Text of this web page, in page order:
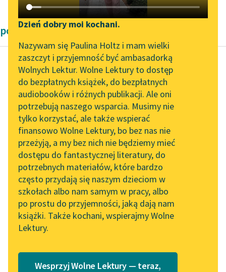
Katalog DAISY
Podkasty o książkach
Zgłoś brak utworu
Aktualności
Zapraszamy na spotkanie
online z tłumaczkami
literatury skandynawskiej
Spotkanie z Katarzyną
Tunkiel w Oslo
Wolne Lektury na 32.
Pol’and’Rock Festivalu
„Kochanek Lady
Chatterley” do słuchania
na Wolnych Lekturach
Nowy audiobook –
„Marzenie o Oriencie”
Narzędzia
Mapa Wolnych Lektur
Leśmianator
Przewodnik dla piszących i
czytających
API
OAI-PMH
Widget Wolnych Lektur
Przypisy
Katalog w formacie PDF
Dzień dobry moi kochani.
Nazywam się Paulina Holtz i mam wielki
zaszczyt i przyjemność być ambasadorką
Wolnych Lektur. Wolne Lektury to dostęp
do bezpłatnych książek, do bezpłatnych
audiobooków i różnych publikacji. Ale oni
potrzebują naszego wsparcia. Musimy nie
tylko korzystać, ale także wspierać
finansowo Wolne Lektury, bo bez nas nie
przeżyją, a my bez nich nie będziemy mieć
dostępu do fantastycznej literatury, do
potrzebnych materiałów, które bardzo
często przydają się naszym dzieciom w
szkołach albo nam samym w pracy, albo
po prostu do przyjemności, jaką dają nam
książki. Także kochani, wspierajmy Wolne
Lektury.
Wesprzyj Wolne Lektury — teraz,
powieści obyczajowe Zofii Urbanowskiej
Zofia Urbanowska
Księżniczka
Po chwili dało się
słyszeć trzepotanie
skrzydeł; stado dzikich
gęsi niby chmura
przeleciało nad
ogrodem...
Czytaj więcej